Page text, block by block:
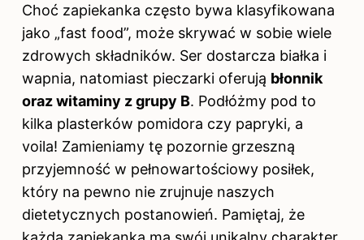
Choć zapiekanka często bywa klasyfikowana
jako „fast food”, może skrywać w sobie wiele
zdrowych składników. Ser dostarcza białka i
wapnia, natomiast pieczarki oferują błonnik
oraz witaminy z grupy B. Podłóżmy pod to
kilka plasterków pomidora czy papryki, a
voila! Zamieniamy tę pozornie grzeszną
przyjemność w pełnowartościowy posiłek,
który na pewno nie zrujnuje naszych
dietetycznych postanowień. Pamiętaj, że